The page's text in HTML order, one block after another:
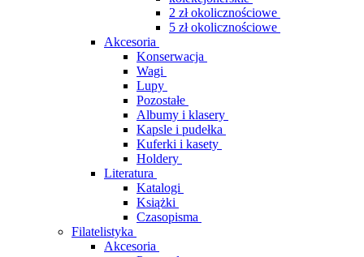
2 zł okolicznościowe
5 zł okolicznościowe
Akcesoria
Konserwacja
Wagi
Lupy
Pozostałe
Albumy i klasery
Kapsle i pudełka
Kuferki i kasety
Holdery
Literatura
Katalogi
Książki
Czasopisma
Filatelistyka
Akcesoria